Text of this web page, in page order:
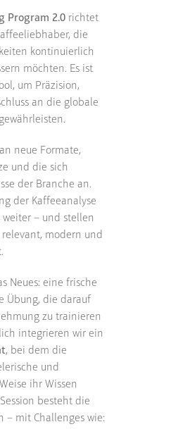
Program 2.0richtet
die
kontinuierlich
möchten. Es ist
um Präzision,
an die globale
neue Formate,
und die sich
der Branche an.
der Kaffeeanalyse
– und stellen
relevant, modern und
Neues: eine frische
Übung, die darauf
zu trainieren
integrieren wir ein
, bei dem die
und
ihr Wissen
besteht die
– mit Challenges wie: